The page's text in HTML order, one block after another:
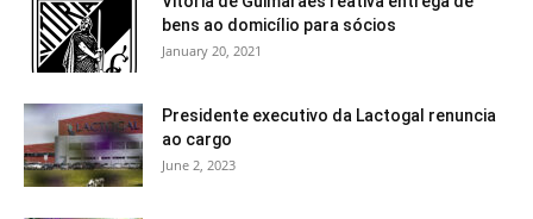
bens ao domicílio para sócios
January 20, 2021
Presidente executivo da Lactogal renuncia
ao cargo
June 2, 2023